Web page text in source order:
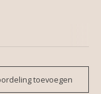
toevoegen